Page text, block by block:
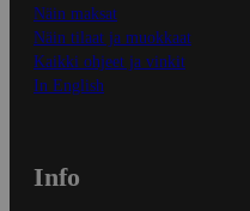
Näin maksat
Näin tilaat ja muokkaat
Kaikki ohjeet ja vinkit
In English
Info